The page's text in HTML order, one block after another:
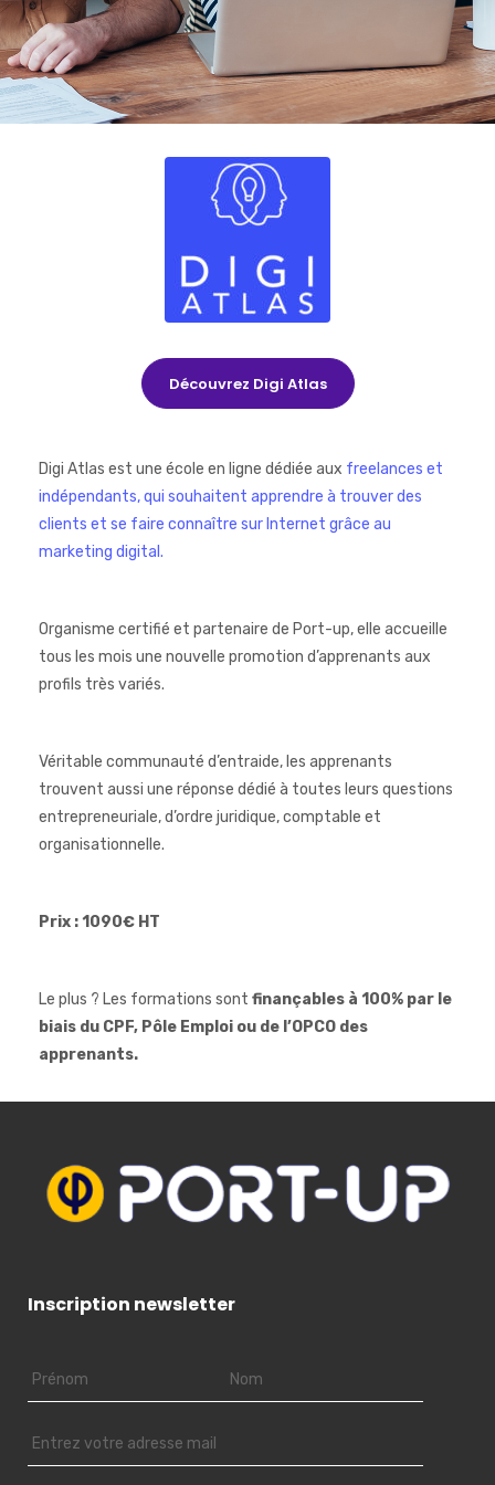
Découvrez Digi Atlas
Digi Atlas est une école en ligne dédiée aux freelances et
indépendants, qui souhaitent apprendre à trouver des
clients et se faire connaître sur Internet grâce au
marketing digital.
Organisme certifié et partenaire de Port-up, elle accueille
tous les mois une nouvelle promotion d’apprenants aux
profils très variés.
Véritable communauté d’entraide, les apprenants
trouvent aussi une réponse dédié à toutes leurs questions
entrepreneuriale, d’ordre juridique, comptable et
organisationnelle.
Prix : 1090€ HT
Le plus ? Les formations sont finançables à 100% par le
biais du CPF, Pôle Emploi ou de l’OPCO des
apprenants.
Inscription newsletter